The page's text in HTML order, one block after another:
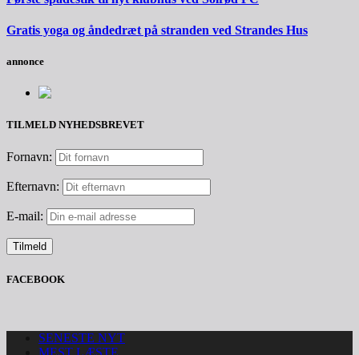
Gratis yoga og åndedræt på stranden ved Strandes Hus
annonce
TILMELD NYHEDSBREVET
Fornavn:
Efternavn:
E-mail:
FACEBOOK
SENESTE NYT
MEST LÆSTE